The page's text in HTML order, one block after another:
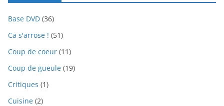
Base DVD (36)
Ca s'arrose ! (51)
Coup de coeur (11)
Coup de gueule (19)
Critiques (1)
Cuisine (2)